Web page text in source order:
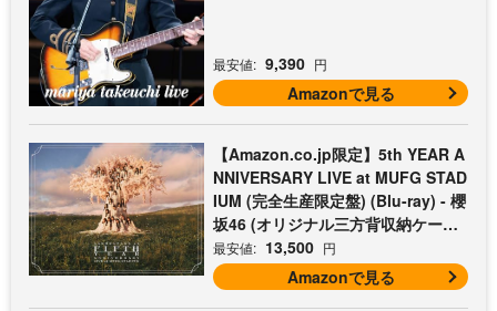
最安値: 9,390 円
Amazonで見る
【Amazon.co.jp限定】5th YEAR A
NNIVERSARY LIVE at MUFG STAD
IUM (完全生産限定盤) (Blu-ray) - 櫻
坂46 (オリジナル三方背収納ケース
付)
最安値: 13,500 円
Amazonで見る